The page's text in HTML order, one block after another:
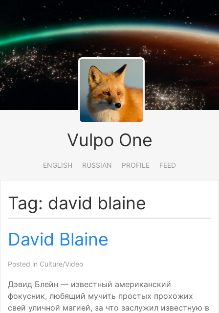
Vulpo One
ENGLISH RUSSIAN PROFILE FEED
Tag: david blaine
David Blaine
Posted in Culture/Video
Дэвид Блейн — известный американский
фокусник, любящий мучить простых прохожих
свей уличной магией, за что заслужил известную в